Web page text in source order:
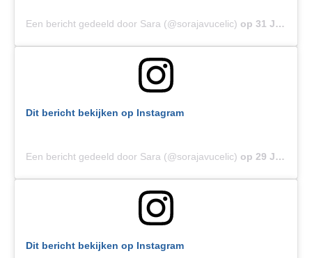
Een bericht gedeeld door Sara (@sorajavucelic) op 31 Jul 2019 om 10:23 (PDT)
Dit bericht bekijken op Instagram
Een bericht gedeeld door Sara (@sorajavucelic) op 29 Jul 2019 om 5:40 (PDT)
Dit bericht bekijken op Instagram